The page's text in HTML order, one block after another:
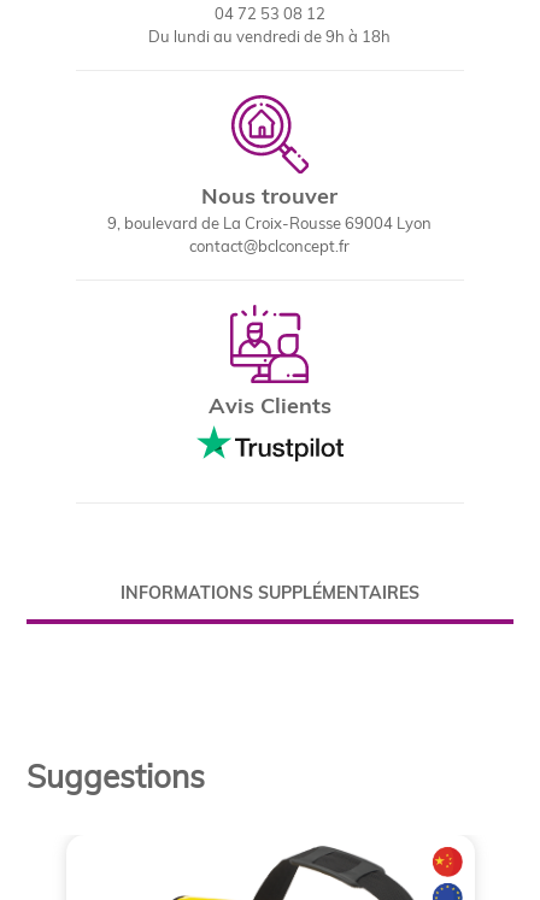
04 72 53 08 12
Du lundi au vendredi de 9h à 18h
Nous trouver
9, boulevard de La Croix-Rousse 69004 Lyon
contact@bclconcept.fr
Avis Clients
INFORMATIONS SUPPLÉMENTAIRES
Suggestions